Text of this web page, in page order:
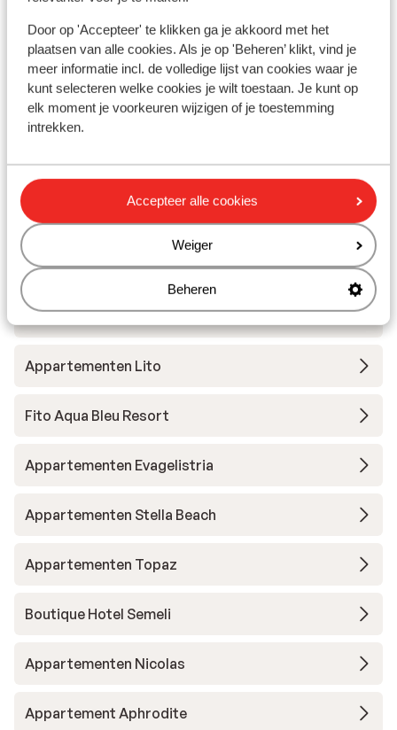
Door op 'Accepteer' te klikken ga je akkoord met het
plaatsen van alle cookies. Als je op 'Beheren’ klikt, vind je
meer informatie incl. de volledige lijst van cookies waar je
kunt selecteren welke cookies je wilt toestaan. Je kunt op
elk moment je voorkeuren wijzigen of je toestemming
intrekken.
Accepteer alle cookies
Weiger
Beheren
Restaurant en stijlvolle loungebar
Wo 14 Okt. - Di 20 Okt.
Logies ontbijt
2 pers.
vanaf prijs p.p.
€ 621
Bekijk
Andere accommodaties in Samos
Appartementen Le Jardin
Appartementen Aiolos
Appartementen Lito
Fito Aqua Bleu Resort
Appartementen Evagelistria
Appartementen Stella Beach
Appartementen Topaz
Boutique Hotel Semeli
Appartementen Nicolas
Appartement Aphrodite